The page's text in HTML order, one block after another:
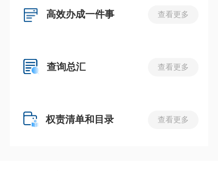
高效办成一件事 查看更多
查询总汇 查看更多
权责清单和目录 查看更多